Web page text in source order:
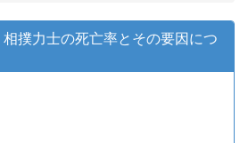
相撲力士の死亡率とその要因につ